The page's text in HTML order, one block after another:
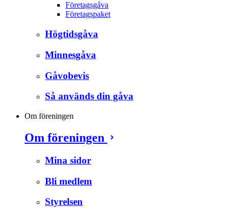
Företagsgåva
Företagspaket
Högtidsgåva
Minnesgåva
Gåvobevis
Så används din gåva
Om föreningen
Om föreningen
Mina sidor
Bli medlem
Styrelsen